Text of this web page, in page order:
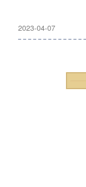
2023-04-07